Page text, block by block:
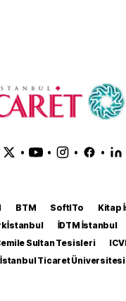
• • • •
BTM SoftITo
Kitap
İstanbul
İDTM İstanbul
Sultan Tesisleri
İstanbul Ticaret Üniversitesi